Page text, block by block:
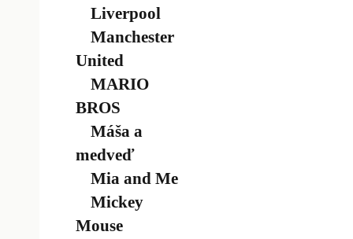
Liverpool
Manchester
United
MARIO
BROS
Máša a
medveď
Mia and Me
Mickey
Mouse